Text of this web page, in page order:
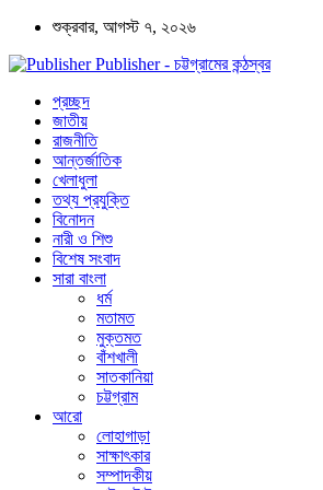
শুক্রবার, আগস্ট ৭, ২০২৬
Publisher - চট্টগ্রামের কন্ঠস্বর
প্রচ্ছদ
জাতীয়
রাজনীতি
আন্তর্জাতিক
খেলাধুলা
তথ্য প্রযুক্তি
বিনোদন
নারী ও শিশু
বিশেষ সংবাদ
সারা বাংলা
ধর্ম
মতামত
মুক্তমত
বাঁশখালী
সাতকানিয়া
চট্টগ্রাম
আরো
লোহাগাড়া
সাক্ষাৎকার
সম্পাদকীয়